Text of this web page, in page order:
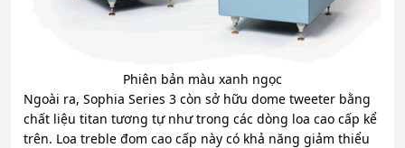
Phiên bản màu xanh ngọc
Ngoài ra, Sophia Series 3 còn sở hữu dome tweeter bằng
chất liệu titan tương tự như trong các dòng loa cao cấp kể
trên. Loa treble đom cao cấp này có khả năng giảm thiểu